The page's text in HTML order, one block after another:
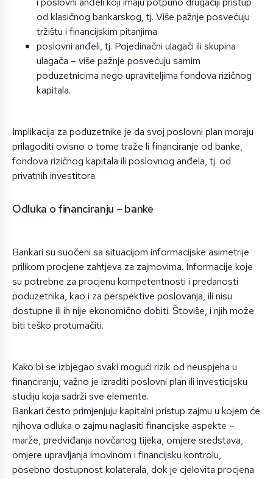
od klasičnog bankarskog, tj. Više pažnje posvećuju
tržištu i financijskim pitanjima
poslovni anđeli, tj. Pojedinačni ulagači ili skupina
ulagača – više pažnje posvećuju samim
poduzetnicima nego upraviteljima fondova rizičnog
kapitala.
Implikacija za poduzetnike je da svoj poslovni plan moraju
prilagoditi ovisno o tome traže li financiranje od banke,
fondova rizičnog kapitala ili poslovnog anđela, tj. od
privatnih investitora.
Odluka o financiranju – banke
Bankari su suočeni sa situacijom informacijske asimetrije
prilikom procjene zahtjeva za zajmovima. Informacije koje
su potrebne za procjenu kompetentnosti i predanosti
poduzetnika, kao i za perspektive poslovanja, ili nisu
dostupne ili ih nije ekonomično dobiti. Štoviše, i njih može
biti teško protumačiti.
Kako bi se izbjegao svaki mogući rizik od neuspjeha u
financiranju, važno je izraditi poslovni plan ili investicijsku
studiju koja sadrži sve elemente.
Bankari često primjenjuju kapitalni pristup zajmu u kojem će
njihova odluka o zajmu naglasiti financijske aspekte –
marže, predviđanja novčanog tijeka, omjere sredstava,
omjere upravljanja imovinom i financijsku kontrolu,
posebno dostupnost kolaterala, dok je cjelovita procjena